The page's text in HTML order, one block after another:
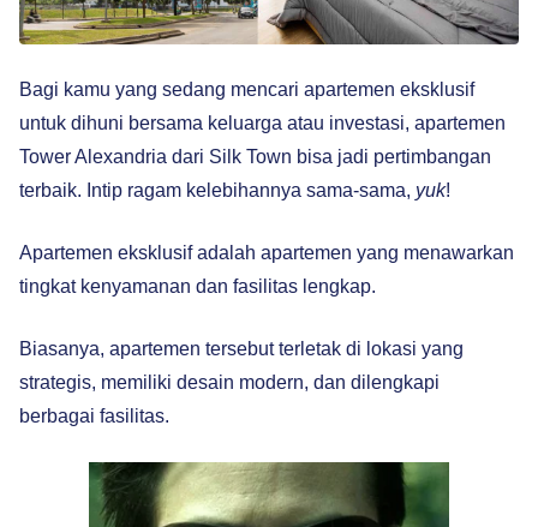
Bagi kamu yang sedang mencari apartemen eksklusif
untuk dihuni bersama keluarga atau investasi, apartemen
Tower Alexandria dari Silk Town bisa jadi pertimbangan
terbaik. Intip ragam kelebihannya sama-sama, yuk!
Apartemen eksklusif adalah apartemen yang menawarkan
tingkat kenyamanan dan fasilitas lengkap.
Biasanya, apartemen tersebut terletak di lokasi yang
strategis, memiliki desain modern, dan dilengkapi
berbagai fasilitas.